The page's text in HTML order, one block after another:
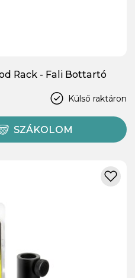
Rack - Fali Bottartó
Külső raktáron
SZÁKOLOM